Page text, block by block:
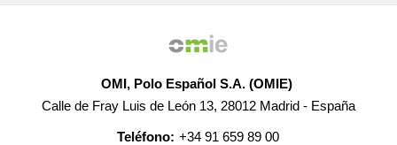
OMI, Polo Español S.A. (OMIE)
Calle de Fray Luis de León 13, 28012 Madrid - España
Teléfono: +34 91 659 89 00